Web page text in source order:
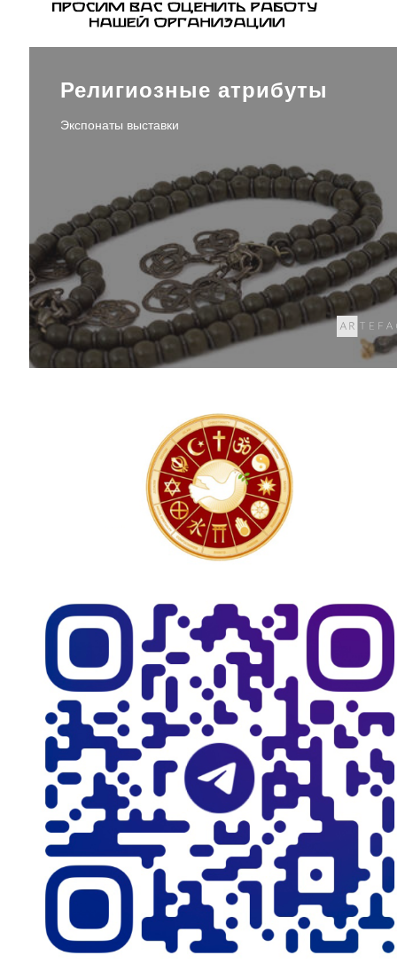
Религиозные атрибуты
Экспонаты выставки